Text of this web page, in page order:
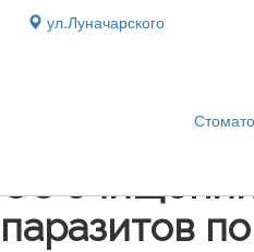
ул.Луначарского
Об
паразитов